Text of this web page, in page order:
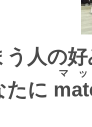
う人の
たに
マ